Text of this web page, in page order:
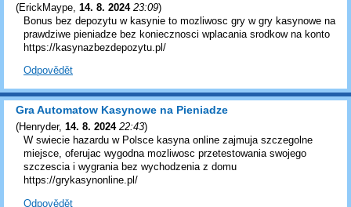
(ErickMaype 14. 8. 2024 23:09)
Bonus bez depozytu w kasynie to mozliwosc gry w gry kasynowe na
prawdziwe pieniadze bez koniecznosci wplacania srodkow na konto
https://kasynazbezdepozytu.pl/
Odpovědět
Gra Automatow Kasynowe na Pieniadze
(Henryder, 14. 8. 2024 22:43)
W swiecie hazardu w Polsce kasyna online zajmuja szczegolne
miejsce, oferujac wygodna mozliwosc przetestowania swojego
szczescia i wygrania bez wychodzenia z domu
https://grykasynonline.pl/
Odpovědět